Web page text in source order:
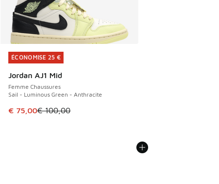
ÉCONOMISE 25 €
Jordan AJ1 Mid
Femme Chaussures
Sail - Luminous Green - Anthracite
Cet article est en promotion. Prix en baisse de € 100,00
€ 75,00€ 100,00
ÉCONOMISE 25 €